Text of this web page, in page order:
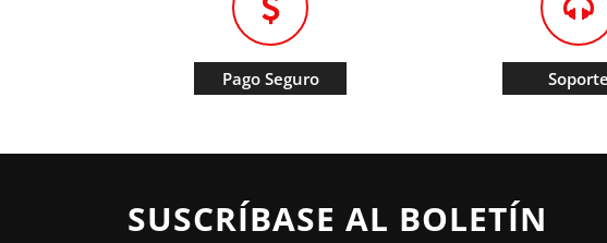
Pago Seguro Soporte
SUSCRÍBASE AL BOLETÍN